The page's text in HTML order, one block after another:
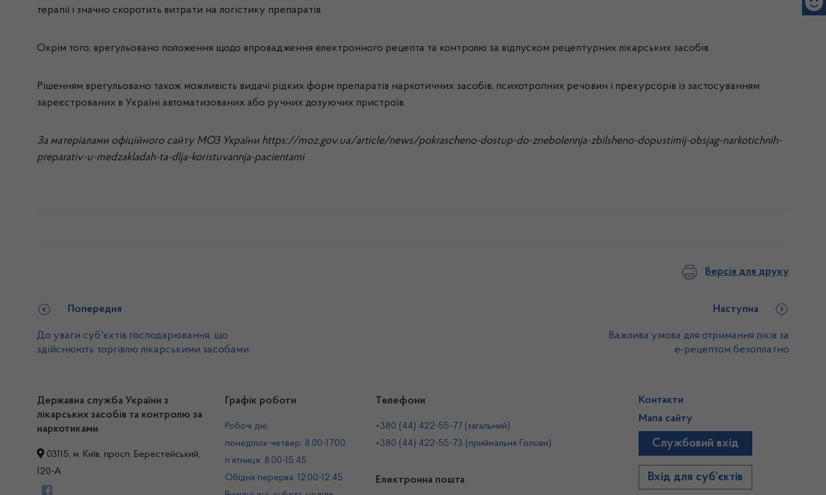
терапії і значно скоротить витрати на логістику препаратів.
Окрім того, врегульовано положення щодо впровадження електронного рецепта та контролю за відпуском рецептурних лікарських засобів.
Рішенням врегульовано також можливість видачі рідких форм препаратів наркотичних засобів, психотропних речовин і прекурсорів із застосуванням
зареєстрованих в Україні автоматизованих або ручних дозуючих пристроїв.
За матеріалами офіційного сайту МОЗ України https://moz.gov.ua/article/news/pokrascheno-dostup-do-znebolennja-zbilsheno-dopustimij-obsjag-narkotichnih-
preparativ-u-medzakladah-ta-dlja-koristuvannja-pacientami
Версія для друку
Попередня
До уваги суб'єктів господарювання, що
здійснюють торгівлю лікарськими засобами
Наступна
Важлива умова для отримання ліків за
е-рецептом безоплатно
Державна служба України з
лікарських засобів та контролю за
наркотиками
03115, м. Київ, просп. Берестейський,
120-А
Графік роботи
Робочі дні:
понеділок-четвер: 8.00-17.00
п’ятниця: 8.00-15.45
Обідня перерва: 12.00-12.45
Телефони
+380 (44) 422-55-77 (загальний)
+380 (44) 422-55-73 (приймальня Голови)
Електронна пошта
Контакти
Мапа сайту
Службовий вхід
Вхід для суб’єктів